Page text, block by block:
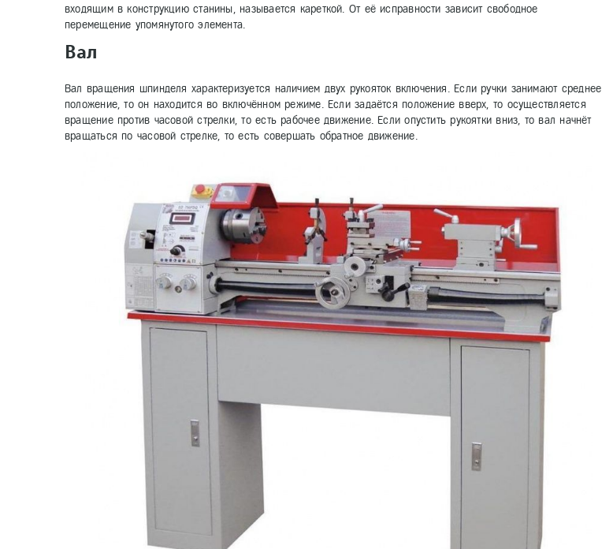
входящим в конструкцию станины, называется кареткой. От её исправности зависит свободное
перемещение упомянутого элемента.
Вал
Вал вращения шпинделя характеризуется наличием двух рукояток включения. Если ручки занимают среднее
положение, то он находится во включённом режиме. Если задаётся положение вверх, то осуществляется
вращение против часовой стрелки, то есть рабочее движение. Если опустить рукоятки вниз, то вал начнёт
вращаться по часовой стрелке, то есть совершать обратное движение.